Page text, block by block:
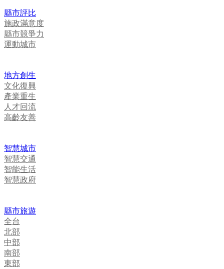
縣市評比
施政滿意度
縣市競爭力
運動城市
地方創生
文化復興
產業重生
人才回流
高齡友善
智慧城市
智慧交通
智能生活
智慧政府
縣市旅遊
全台
北部
中部
南部
東部